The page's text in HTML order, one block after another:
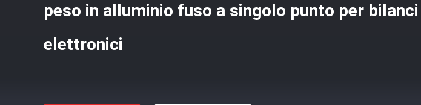
peso in alluminio fuso a singolo punto per bilanci
elettronici